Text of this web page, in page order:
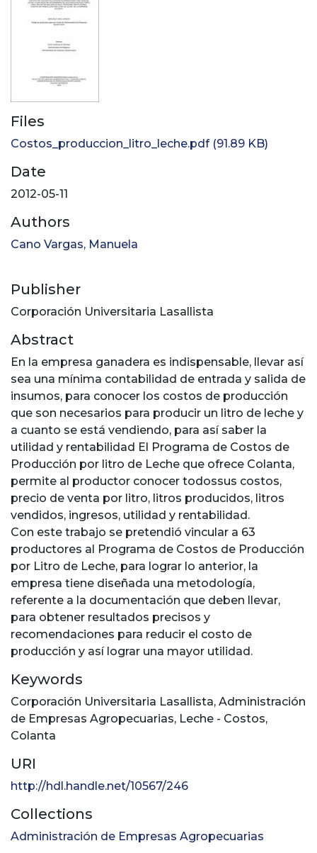
Files
Costos_produccion_litro_leche.pdf(91.89 KB)
Date
2012-05-11
Authors
Cano Vargas, Manuela
Publisher
Corporación Universitaria Lasallista
Abstract
En la empresa ganadera es indispensable, llevar así
sea una mínima contabilidad de entrada y salida de
insumos, para conocer los costos de producción
que son necesarios para producir un litro de leche y
a cuanto se está vendiendo, para así saber la
utilidad y rentabilidad El Programa de Costos de
Producción por litro de Leche que ofrece Colanta,
permite al productor conocer todossus costos,
precio de venta por litro, litros producidos, litros
vendidos, ingresos, utilidad y rentabilidad.
Con este trabajo se pretendió vincular a 63
productores al Programa de Costos de Producción
por Litro de Leche, para lograr lo anterior, la
empresa tiene diseñada una metodología,
referente a la documentación que deben llevar,
para obtener resultados precisos y
recomendaciones para reducir el costo de
producción y así lograr una mayor utilidad.
Keywords
Corporación Universitaria Lasallista, Administración
de Empresas Agropecuarias, Leche - Costos,
Colanta
URI
http://hdl.handle.net/10567/246
Collections
Administración de Empresas Agropecuarias